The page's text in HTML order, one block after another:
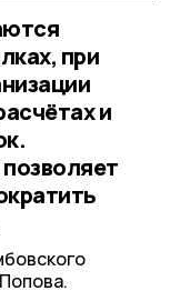
при
и